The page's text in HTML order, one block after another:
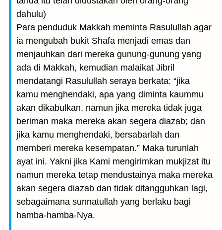
dahulu)
Para penduduk Makkah meminta Rasulullah agar
ia mengubah bukit Shafa menjadi emas dan
menjauhkan dari mereka gunung-gunung yang
ada di Makkah, kemudian malaikat Jibril
mendatangi Rasulullah seraya berkata: “jika
kamu menghendaki, apa yang diminta kaummu
akan dikabulkan, namun jika mereka tidak juga
beriman maka mereka akan segera diazab; dan
jika kamu menghendaki, bersabarlah dan
memberi mereka kesempatan.” Maka turunlah
ayat ini. Yakni jika Kami mengirimkan mukjizat itu
namun mereka tetap mendustainya maka mereka
akan segera diazab dan tidak ditangguhkan lagi,
sebagaimana sunnatullah yang berlaku bagi
hamba-hamba-Nya.